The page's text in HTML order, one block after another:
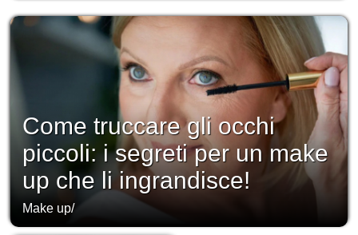
Come truccare gli occhi
piccoli: i segreti per un make
up che li ingrandisce!
Make up/